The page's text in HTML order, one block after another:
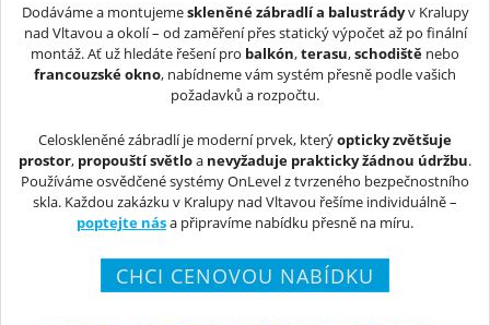
Dodáváme a montujemeskleněné zábradlí a balustrádyv Kralupy
nad Vltavou a okolí – od zaměření přes statický výpočet až po finální
montáž. Ať už hledáte řešení pro balkón,terasu,schodiště nebo
francouzské okno, nabídneme vám systém přesně podle vašich
požadavků a rozpočtu.
Celoskleněné zábradlí je moderní prvek, kterýopticky zvětšuje
prostor, propouští světloa nevyžaduje prakticky žádnou údržbu.
Používáme osvědčené systémy OnLevel z tvrzeného bezpečnostního
skla. Každou zakázku v Kralupy nad Vltavou řešíme individuálně –
poptejte nása připravíme nabídku přesně na míru.
CHCI CENOVOU NABÍDKU